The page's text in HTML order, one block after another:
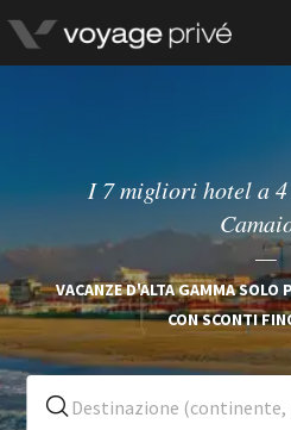
I 7 migliori hotel a
VACANZE D'ALTA GAMMA SOLO
CON SCONTI